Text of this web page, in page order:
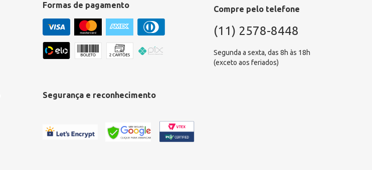
Formas de pagamento Compre pelo telefone
(11) 2578-8448
Segunda a sexta, das 8h às 18h
(exceto aos feriados)
Segurança e reconhecimento